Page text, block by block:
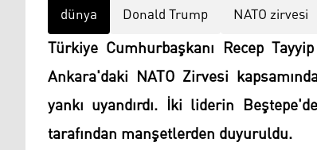
dünya Donald Trump NATO zirvesi
Türkiye Cumhurbaşkanı Recep
Ankara'daki NATO Zirvesi
yankı uyandırdı. İki liderin
tarafından manşetlerden duyuruldu.